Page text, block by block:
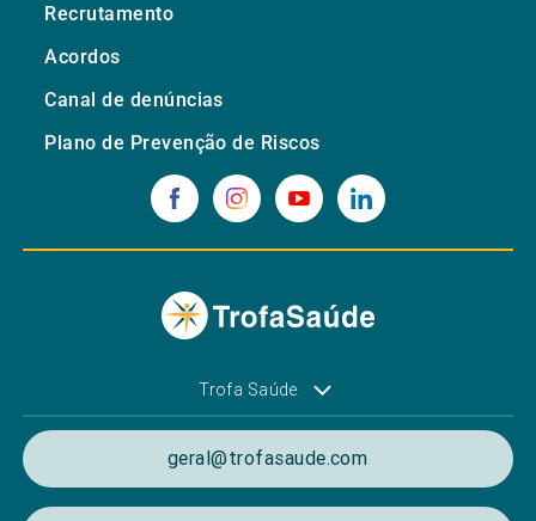
Recrutamento
Acordos
Canal de denúncias
Plano de Prevenção de Riscos
Trofa Saúde
geral@trofasaude.com